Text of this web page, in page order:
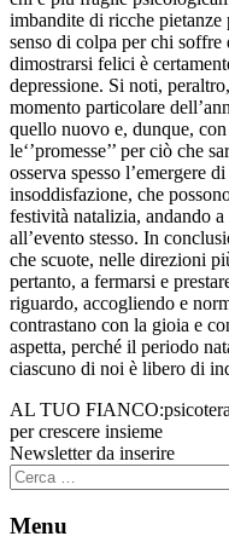
imbandite di ricche pietanze
senso di colpa per chi
dimostrarsi felici è
depressione. Si noti,
momento particolare
quello nuovo e, dunque,
le‘’promesse’’ per ciò che
osserva spesso l’emergere
insoddisfazione, che
festività natalizia, andando
all’evento stesso. In
che scuote, nelle direzioni
pertanto, a fermarsi e
riguardo, accogliendo e
contrastano con la gioia e
aspetta, perché il periodo
ciascuno di noi è libero di
AL TUO FIANCO:
per crescere insieme
Newsletter da inserire
Ricerca
per:
Menu